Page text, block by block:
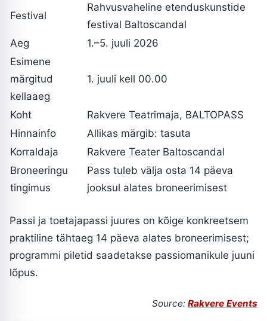
Festival
Rahvusvaheline etenduskunstide
festival Baltoscandal
Aeg
1.–5. juuli 2026
Esimene
märgitud
kellaaeg
1. juuli kell 00.00
Koht
Rakvere Teatrimaja, BALTOPASS
Hinnainfo
Allikas märgib: tasuta
Korraldaja
Rakvere Teater Baltoscandal
Broneeringu
tingimus
Pass tuleb välja osta 14 päeva
jooksul alates broneerimisest
Passi ja toetajapassi juures on kõige konkreetsem
praktiline tähtaeg 14 päeva alates broneerimisest;
programmi piletid saadetakse passiomanikule juuni
lõpus.
Source: Rakvere Events